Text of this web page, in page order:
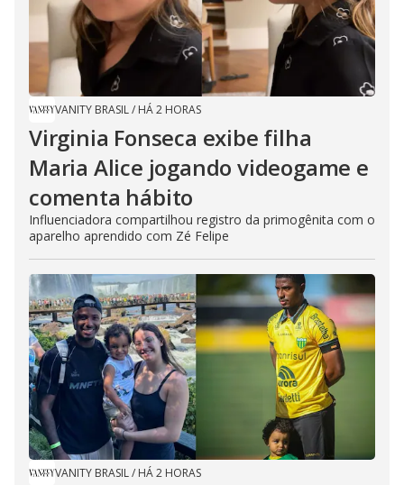
VANITY BRASIL/ HÁ 2 HORAS
Virginia Fonseca exibe filha
Maria Alice jogando videogame e
comenta hábito
Influenciadora compartilhou registro da primogênita com o
aparelho aprendido com Zé Felipe
VANITY BRASIL/ HÁ 2 HORAS